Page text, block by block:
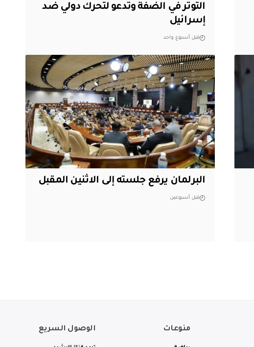
التوتر في الضفة وتدعو لتحرك دولي ضد
إسرائيل
قبل أسبوع واحد
البرلمان يرفع جلسته إلى الاثنين المقبل
قبل أسبوعين
منوعات الوصول السريع